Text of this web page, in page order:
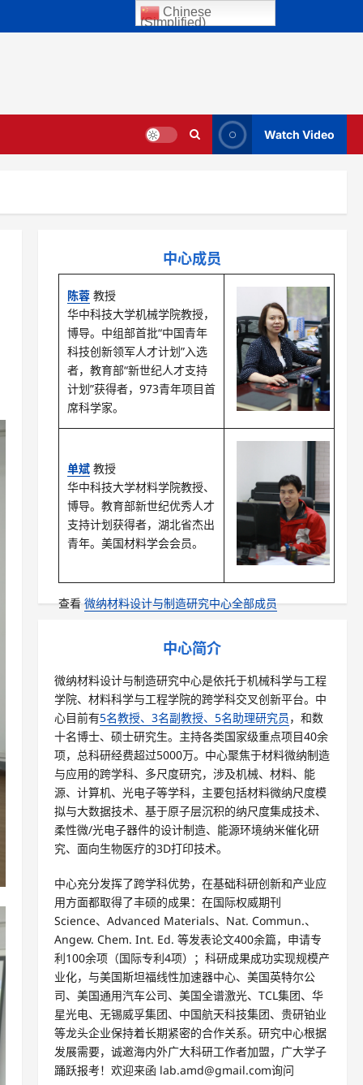
Watch Video
中心成员
陈蓉教授
华中科技大学机械学院教授，
博导。中组部首批“中国青年
科技创新领军人才计划”入选
者，教育部“新世纪人才支持
计划”获得者，973青年项目首
席科学家。
单斌教授
华中科技大学材料学院教授、
博导。教育部新世纪优秀人才
支持计划获得者，湖北省杰出
青年。美国材料学会会员。
查看微纳材料设计与制造研究中心全部成员
中心简介
微纳材料设计与制造研究中心是依托于机械科学与工程
学院、材料科学与工程学院的跨学科交叉创新平台。中
心目前有5名教授、3名副教授、5名助理研究员 ，和数
十名博士、硕士研究生。主持各类国家级重点项目40余
项，总科研经费超过5000万。中心聚焦于材料微纳制造
与应用的跨学科、多尺度研究，涉及机械、材料、能
源、计算机、光电子等学科，主要包括材料微纳尺度模
拟与大数据技术、基于原子层沉积的纳尺度集成技术、
柔性微/光电子器件的设计制造、能源环境纳米催化研
究、面向生物医疗的3D打印技术。
中心充分发挥了跨学科优势，在基础科研创新和产业应
用方面都取得了丰硕的成果：在国际权威期刊
Science、Advanced Materials、Nat. Commun.、
Angew. Chem. Int. Ed. 等发表论文400余篇，申请专
利100余项（国际专利4项）；科研成果成功实现规模产
业化，与美国斯坦福线性加速器中心、美国英特尔公
司、美国通用汽车公司、美国全谱激光、TCL集团、华
星光电、无锡威孚集团、中国航天科技集团、贵研铂业
等龙头企业保持着长期紧密的合作关系。研究中心根据
发展需要，诚邀海内外广大科研工作者加盟，广大学子
踊跃报考！欢迎来函 lab.amd@gmail.com询问
Chinese
(Simplified)